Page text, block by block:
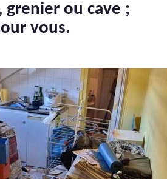
ou cave ;
vous.